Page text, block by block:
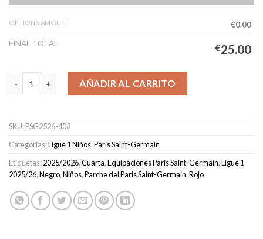
OPTIONS AMOUNT
€0.00
FINAL TOTAL
€25.00
Camiseta Paris Saint-Germain Cuarta Equipación Niños 2025/
AÑADIR AL CARRITO
SKU:PSG2526-403
Categorías:Ligue 1 Niños,Paris Saint-Germain
Etiquetas:2025/2026,Cuarta,Equipaciones Paris Saint-Germain,Ligue 1
2025/26,Negro,Niños,Parche del Paris Saint-Germain,Rojo